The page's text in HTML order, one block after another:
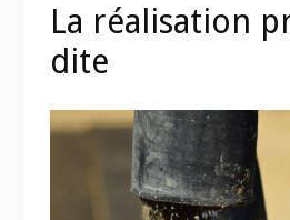
La réalisation
dite